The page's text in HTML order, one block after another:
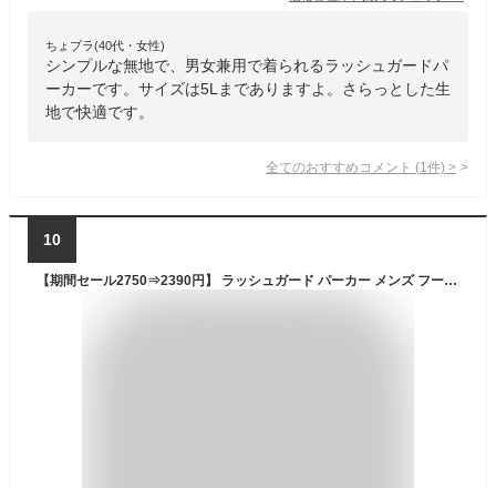
ちょプラ(40代・女性)
シンプルな無地で、男女兼用で着られるラッシュガードパ
ーカーです。サイズは5Lまでありますよ。さらっとした生
地で快適です。
全てのおすすめコメント (1 件) >
10
【期間セール2750⇒2390円】 ラッシュガード パーカー メンズ フード 水着 長袖 ジップ 冷感 水陸両用 UVパーカー 大きいサイズ 体型カバー UVカット 黒 おしゃれ S~4XL PONTAPES PR-4200